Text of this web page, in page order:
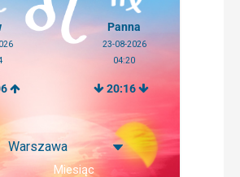
Panna
23-08-2026
04:20
20:16
Miesiąc